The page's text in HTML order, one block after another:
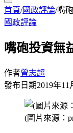
首頁/國政評論/嘴
國政評論
嘴砲投資無
作者曾志超
發布日期2019年11
(圖片來源：